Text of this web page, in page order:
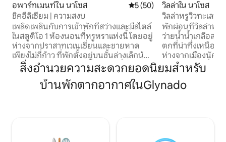
อพาร์ทเมนท์ใน นาโซส คะแนนเฉลี่ย 5 จาก 5, 50 รีวิว
5 (50)
ชิคอีลิเซียม | ความสงบ
เพลิดเพลินกับการเข้าพักที่สว่างและมีสไตล์
ในสตูดิโอ 1 ห้องนอนที่หรูหราแห่งนี้ โดยอยู่
ห่างจากปราสาทเวเนเชี่ยนและชายหาด
เพียงไม่กี่ก้าว ที่พักตั้งอยู่บนชั้นล่างเล็กน้อย
และเข้าถึงได้ง่ายโดยเดินเพียงไม่กี่ก้าว
ที่พักให้ความรู้สึกเบาสบายและอบอุ่น ที่พัก
มีห้องนอนที่อบอุ่น ห้องน้ำที่ทันสมัย ห้อง
วิลล่าใน นาโซส
วิลล่าหรูวิวทะเลพ
เกียแอนนา
พักผ่อนที่วิลล่าหรูวิ
ว่ายน้ำน้ำเกลือส่ว
ตกที่น่าทึ่งเหนือทะ
ห่างจากเมืองนักซ
จากชายหาดที่ใกล้
พักได้อย่างสะดวก
เพลิดเพลินกับการ
สิ่งอำนวยความสะดวกยอดนิยมสำหรับ
บ้านพักตากอากาศในGlynado